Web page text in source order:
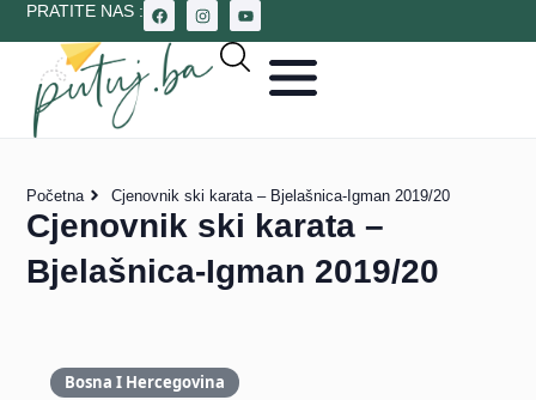
PRATITE NAS :
Početna Cjenovnik ski karata – Bjelašnica-Igman 2019/20
Cjenovnik ski karata –
Bjelašnica-Igman 2019/20
Bosna I Hercegovina